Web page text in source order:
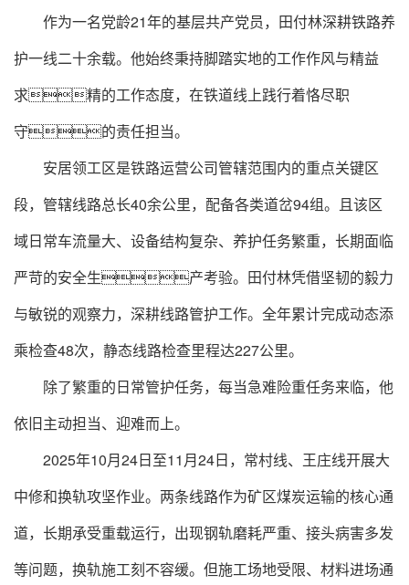
作为一名党龄21年的基层共产党员，田付林深耕铁路养
护一线二十余载。他始终秉持脚踏实地的工作作风与精益
求精的工作态度，在铁道线上践行着恪尽职
守的责任担当。
安居领工区是铁路运营公司管辖范围内的重点关键区
段，管辖线路总长40余公里，配备各类道岔94组。且该区
域日常车流量大、设备结构复杂、养护任务繁重，长期面临
严苛的安全生产考验。田付林凭借坚韧的毅力
与敏锐的观察力，深耕线路管护工作。全年累计完成动态添
乘检查48次，静态线路检查里程达227公里。
除了繁重的日常管护任务，每当急难险重任务来临，他
依旧主动担当、迎难而上。
2025年10月24日至11月24日，常村线、王庄线开展大
中修和换轨攻坚作业。两条线路作为矿区煤炭运输的核心通
道，长期承受重载运行，出现钢轨磨耗严重、接头病害多发
等问题，换轨施工刻不容缓。但施工场地受限、材料进场通